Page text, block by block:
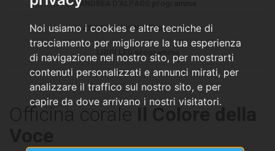
Noi usiamo i cookies e altre tecniche di
tracciamento per migliorare la tua esperienza
di navigazione nel nostro sito, per mostrarti
contenuti personalizzati e annunci mirati, per
analizzare il traffico sul nostro sito, e per
capire da dove arrivano i nostri visitatori.
ANDREA D'ALPAOS programma
VLADIMIRO VAGNETTI programma
LUIGI LEO programma
Officina corale